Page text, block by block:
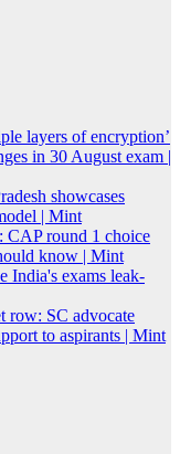
layers of encryption’
in 30 August exam |
showcases
| Mint
round 1 choice
know | Mint
India's exams leak-
row: SC advocate
to aspirants | Mint